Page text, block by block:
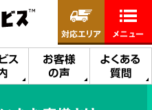
ス
お客様
の声
よくある
質問
対応エリア メニュー